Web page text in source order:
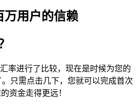
万用户的信赖
率进行了比较，现在是时候为您的
只需点击几下，您就可以完成首次
资金走得更远！